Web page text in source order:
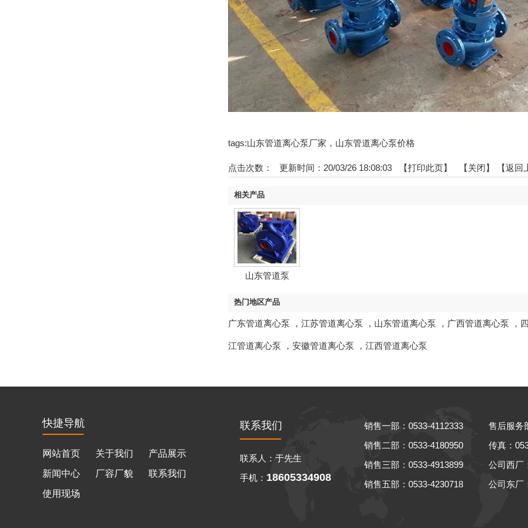
tags:山东管道离心泵厂家，山东管道离心泵价格
点击次数： 更新时间：20/03/26 18:08:03 【打印此页】 【关闭】 【返
相关产品
山东管道泵
热门地区产品
广东管道离心泵 ， 江苏管道离心泵 ， 山东管道离心泵 ， 广西管道离心泵 ，
江管道离心泵 ， 安徽管道离心泵 ， 江西管道离心泵
快捷导航
网站首页 关于我们
产品展示
新闻中心
厂容厂貌
联系我们
使用现场
联系我们
联系人：于先生
手机： 18605334908
销售一部：0533-4112333
销售二部：0533-4180950
销售三部：0533-4913899
销售五部：0533-4230718
售后服务
传真：
公司西厂
公司东厂